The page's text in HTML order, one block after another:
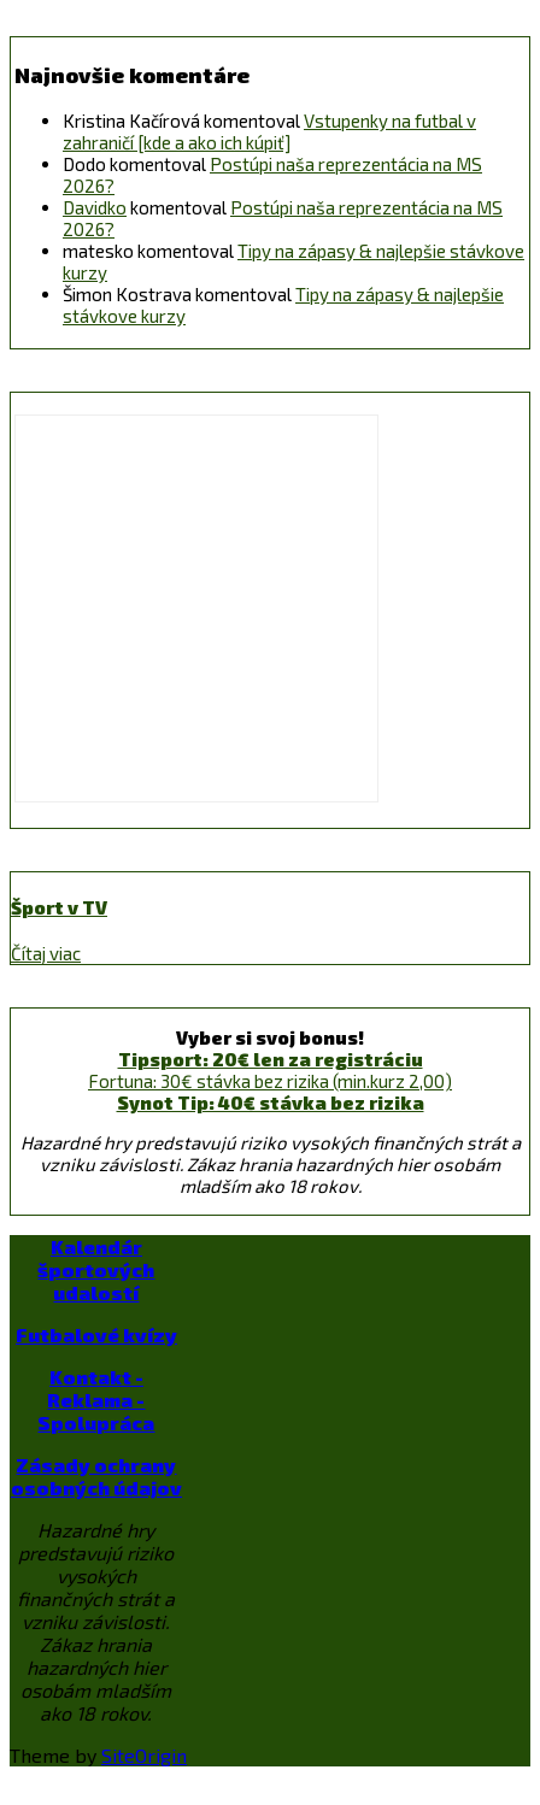
Najnovšie komentáre
Kristina Kačírová komentovalVstupenky na futbal v
zahraničí [kde a ako ich kúpiť]
Dodo komentoval Postúpi naša reprezentácia na MS
2026?
Davidko komentoval Postúpi naša reprezentácia na MS
2026?
matesko komentovalTipy na zápasy & najlepšie stávkove
kurzy
Šimon Kostrava komentovalTipy na zápasy & najlepšie
stávkove kurzy
Šport v TV
Čítaj viac
Vyber si svoj bonus!
Tipsport: 20€ len za registráciu
Fortuna: 30€ stávka bez rizika (min.kurz 2,00)
Synot Tip: 40€ stávka bez rizika
Hazardné hry predstavujú riziko vysokých finančných strát a
vzniku závislosti. Zákaz hrania hazardných hier osobám
mladším ako 18 rokov.
Kalendár
športových
udalostí
Futbalové kvízy
Kontakt -
Reklama -
Spolupráca
Zásady ochrany
osobných údajov
Hazardné hry
predstavujú riziko
vysokých
finančných strát a
vzniku závislosti.
Zákaz hrania
hazardných hier
osobám mladším
ako 18 rokov.
Theme by SiteOrigin